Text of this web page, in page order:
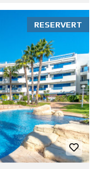
RESERVERT